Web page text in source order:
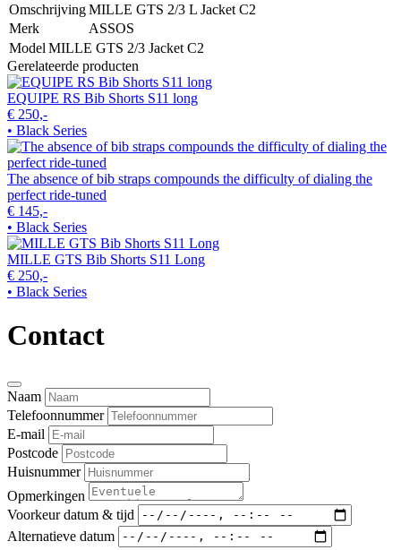
OmschrijvingMILLE GTS 2/3 L Jacket C2
Merk
ASSOS
Model MILLE GTS 2/3 Jacket C2
Gerelateerde producten
EQUIPE RS Bib Shorts S11 long
€ 250,-
• Black Series
The absence of bib straps compounds the difficulty of dialing the
perfect ride-tuned
€ 145,-
• Black Series
MILLE GTS Bib Shorts S11 Long
€ 250,-
• Black Series
Contact
Naam
Telefoonnummer
E-mail
Postcode
Huisnummer
Opmerkingen
Voorkeur datum & tijd
Alternatieve datum